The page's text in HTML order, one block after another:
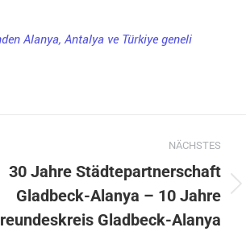
Alanya, Antalya ve Türkiye geneli
NÄCHSTES
30 Jahre Städtepartnerschaft
Gladbeck-Alanya – 10 Jahre
Gladbeck-Alanya